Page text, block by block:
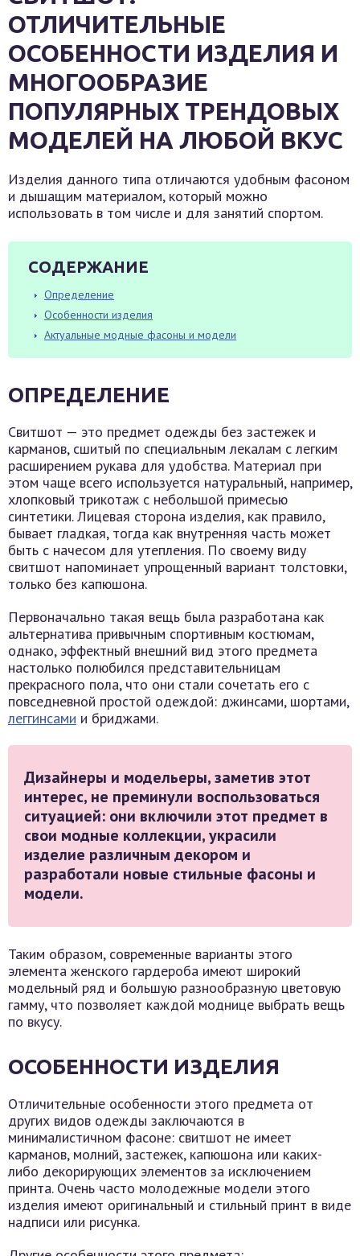
ОТЛИЧИТЕЛЬНЫЕ
ОСОБЕННОСТИ ИЗДЕЛИЯ И
МНОГООБРАЗИЕ
ПОПУЛЯРНЫХ ТРЕНДОВЫХ
МОДЕЛЕЙ НА ЛЮБОЙ ВКУС
Изделия данного типа отличаются удобным фасоном
и дышащим материалом, который можно
использовать в том числе и для занятий спортом.
СОДЕРЖАНИЕ
Определение
Особенности изделия
Актуальные модные фасоны и модели
ОПРЕДЕЛЕНИЕ
Свитшот — это предмет одежды без застежек и
карманов, сшитый по специальным лекалам с легким
расширением рукава для удобства. Материал при
этом чаще всего используется натуральный, например,
хлопковый трикотаж с небольшой примесью
синтетики. Лицевая сторона изделия, как правило,
бывает гладкая, тогда как внутренняя часть может
быть с начесом для утепления. По своему виду
свитшот напоминает упрощенный вариант толстовки,
только без капюшона.
Первоначально такая вещь была разработана как
альтернатива привычным спортивным костюмам,
однако, эффектный внешний вид этого предмета
настолько полюбился представительницам
прекрасного пола, что они стали сочетать его с
повседневной простой одеждой: джинсами, шортами,
леггинсами и бриджами.
Дизайнеры и модельеры, заметив этот
интерес, не преминули воспользоваться
ситуацией: они включили этот предмет в
свои модные коллекции, украсили
изделие различным декором и
разработали новые стильные фасоны и
модели.
Таким образом, современные варианты этого
элемента женского гардероба имеют широкий
модельный ряд и большую разнообразную цветовую
гамму, что позволяет каждой моднице выбрать вещь
по вкусу.
ОСОБЕННОСТИ ИЗДЕЛИЯ
Отличительные особенности этого предмета от
других видов одежды заключаются в
минималистичном фасоне: свитшот не имеет
карманов, молний, застежек, капюшона или каких-
либо декорирующих элементов за исключением
принта. Очень часто молодежные модели этого
изделия имеют оригинальный и стильный принт в виде
надписи или рисунка.